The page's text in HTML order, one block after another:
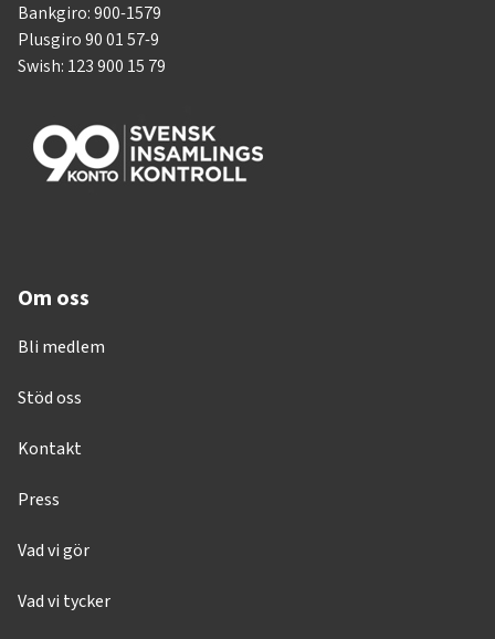
Bankgiro: 900-1579
Plusgiro 90 01 57-9
Swish: 123 900 15 79
Om oss
Bli medlem
Stöd oss
Kontakt
Press
Vad vi gör
Vad vi tycker